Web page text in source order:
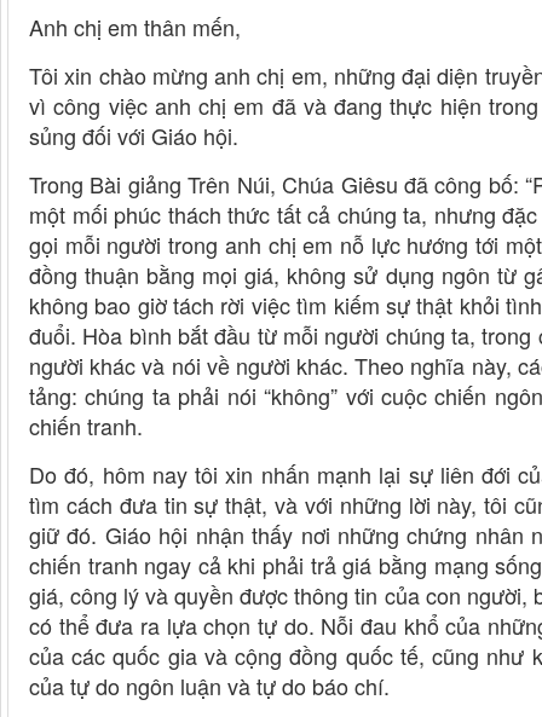
Anh chị em thân mến,
Tôi xin chào mừng anh chị em, những đại diện
vì công việc anh chị em đã và đang thực hiện
sủng đối với Giáo hội.
Trong Bài giảng Trên Núi, Chúa Giêsu đã công bố:
một mối phúc thách thức tất cả chúng ta, nhưng
gọi mỗi người trong anh chị em nỗ lực hướng tới
đồng thuận bằng mọi giá, không sử dụng ngôn từ
không bao giờ tách rời việc tìm kiếm sự thật khỏi
đuổi. Hòa bình bắt đầu từ mỗi người chúng ta,
người khác và nói về người khác. Theo nghĩa này,
tảng: chúng ta phải nói “không” với cuộc chiến
chiến tranh.
Do đó, hôm nay tôi xin nhấn mạnh lại sự liên đới
tìm cách đưa tin sự thật, và với những lời này, tôi
giữ đó. Giáo hội nhận thấy nơi những chứng
chiến tranh ngay cả khi phải trả giá bằng mạng
giá, công lý và quyền được thông tin của con
có thể đưa ra lựa chọn tự do. Nỗi đau khổ của
của các quốc gia và cộng đồng quốc tế, cũng
của tự do ngôn luận và tự do báo chí.